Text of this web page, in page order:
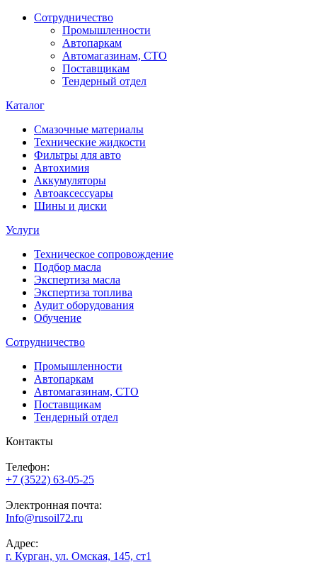
Сотрудничество
Промышленности
Автопаркам
Автомагазинам, СТО
Поставщикам
Тендерный отдел
Каталог
Смазочные материалы
Технические жидкости
Фильтры для авто
Автохимия
Аккумуляторы
Автоаксессуары
Шины и диски
Услуги
Техническое сопровождение
Подбор масла
Экспертиза масла
Экспертиза топлива
Аудит оборудования
Обучение
Сотрудничество
Промышленности
Автопаркам
Автомагазинам, СТО
Поставщикам
Тендерный отдел
Контакты
Телефон:
+7 (3522) 63-05-25
Электронная почта:
Info@rusoil72.ru
Адрес:
г. Курган, ул. Омская, 145, ст1